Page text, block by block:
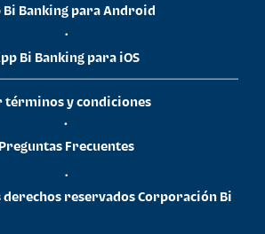
Bi Banking para Android
•
Bi Banking para iOS
términos y condiciones
•
Preguntas Frecuentes
•
derechos reservados Corporación Bi